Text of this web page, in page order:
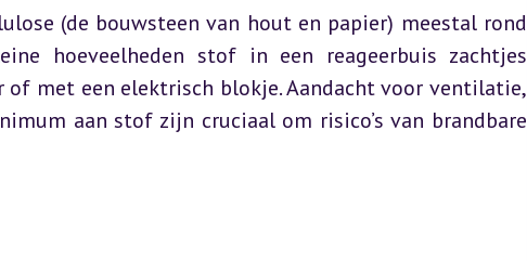
(de bouwsteen van hout en papier) meestal rond
hoeveelheden stof in een reageerbuis zachtjes
of met een elektrisch blokje. Aandacht voor ventilatie,
aan stof zijn cruciaal om risico’s van brandbare